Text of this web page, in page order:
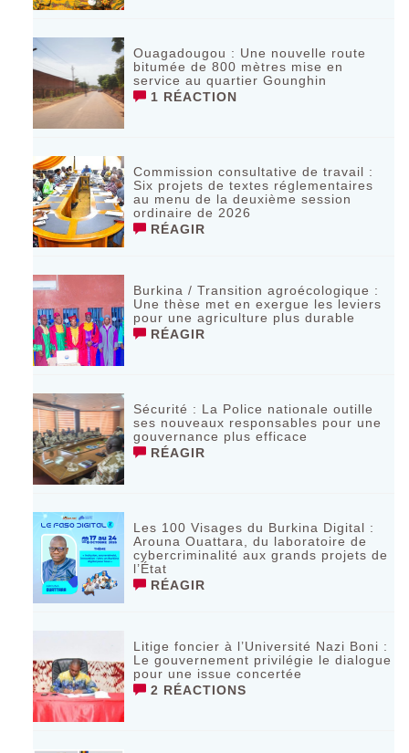
Ouagadougou : Une nouvelle route
bitumée de 800 mètres mise en
service au quartier Gounghin
1 RÉACTION
Commission consultative de travail :
Six projets de textes réglementaires
au menu de la deuxième session
ordinaire de 2026
RÉAGIR
Burkina / Transition agroécologique :
Une thèse met en exergue les leviers
pour une agriculture plus durable
RÉAGIR
Sécurité : La Police nationale outille
ses nouveaux responsables pour une
gouvernance plus efficace
RÉAGIR
Les 100 Visages du Burkina Digital :
Arouna Ouattara, du laboratoire de
cybercriminalité aux grands projets de
l’État
RÉAGIR
Litige foncier à l’Université Nazi Boni :
Le gouvernement privilégie le dialogue
pour une issue concertée
2 RÉACTIONS